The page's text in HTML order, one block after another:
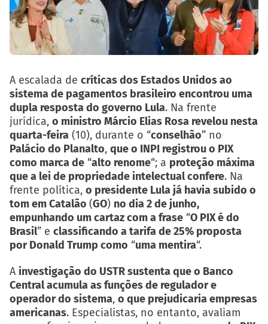
A escalada de críticas dos Estados Unidos ao
sistema de pagamentos brasileiro encontrou uma
dupla resposta do governo Lula. Na frente
jurídica, o ministro Márcio Elias Rosa revelou nesta
quarta-feira (10), durante o “conselhão” no
Palácio do Planalto, que o INPI registrou o PIX
como marca de “alto renome“; a proteção máxima
que a lei de propriedade intelectual confere. Na
frente política, o presidente Lula já havia subido o
tom em Catalão (GO) no dia 2 de junho,
empunhando um cartaz com a frase “O PIX é do
Brasil” e classificando a tarifa de 25% proposta
por Donald Trump como “uma mentira“.
A investigação do USTR sustenta que o Banco
Central acumula as funções de regulador e
operador do sistema, o que prejudicaria empresas
americanas. Especialistas, no entanto, avaliam